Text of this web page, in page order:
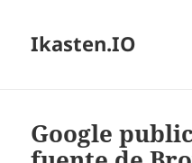
Ikasten.IO
Google